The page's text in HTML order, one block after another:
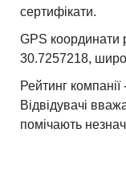
сертифікати.
GPS координати
30.7257218,
Рейтинг компанії
Відвідувачі
помічають